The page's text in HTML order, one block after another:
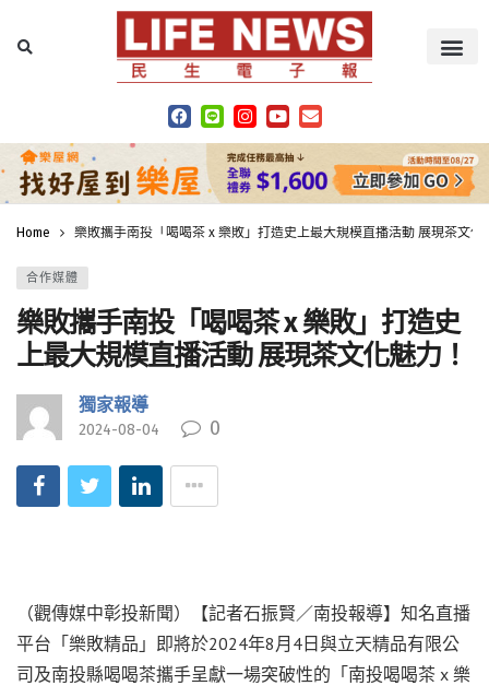
Home 樂敗攜手南投「喝喝茶 x 樂敗」打造史上最大規模直播活動 展現茶文化
合作媒體
樂敗攜手南投「喝喝茶 x 樂敗」打造史
上最大規模直播活動 展現茶文化魅力！
獨家報導
2024-08-04 0
（觀傳媒中彰投新聞）【記者石振賢／南投報導】知名直播
平台「樂敗精品」即將於2024年8月4日與立天精品有限公
司及南投縣喝喝茶攜手呈獻一場突破性的「南投喝喝茶 x 樂